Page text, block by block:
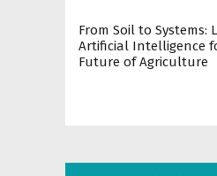
From Soil to Systems:
Artificial Intelligence
Future of Agriculture